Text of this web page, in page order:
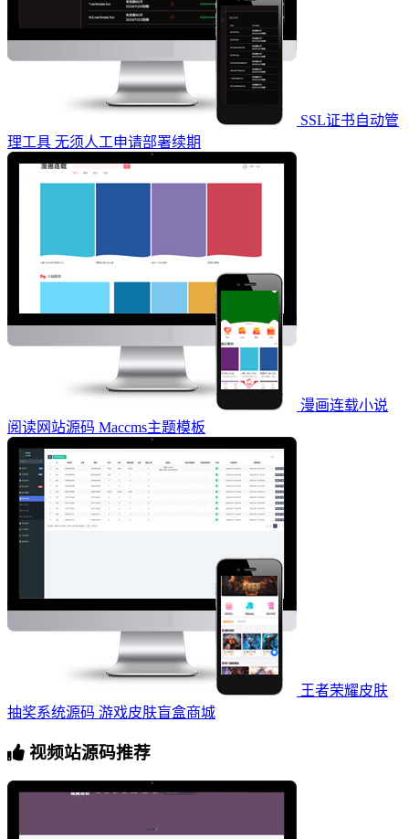
SSL证书自动管
理工具 无须人工申请部署续期
漫画连载小说
阅读网站源码 Maccms主题模板
王者荣耀皮肤
抽奖系统源码 游戏皮肤盲盒商城
视频站源码推荐